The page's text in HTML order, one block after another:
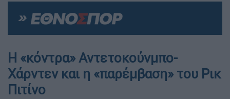
Η «κόντρα» Αντετοκούνμπο-
Χάρντεν και η «παρέμβαση» του Ρικ
Πιτίνο